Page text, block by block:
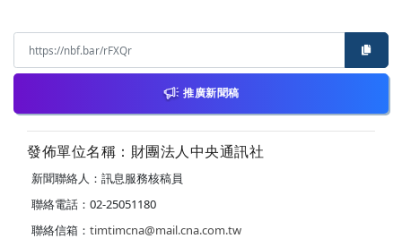
推廣新聞稿
發佈單位名稱：財團法人中央通訊社
新聞聯絡人：訊息服務核稿員
聯絡電話：02-25051180
聯絡信箱： timtimcna@mail.cna.com.tw